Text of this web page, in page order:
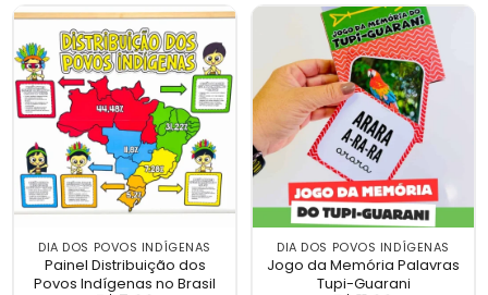
DIA DOS POVOS INDÍGENAS
Painel Distribuição dos
Povos Indígenas no Brasil
DIA DOS POVOS INDÍGENAS
Jogo da Memória Palavras
Tupi-Guarani